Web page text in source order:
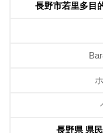
長野市若里多目
長野県 県